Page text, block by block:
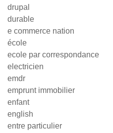
drupal
durable
e commerce nation
école
ecole par correspondance
electricien
emdr
emprunt immobilier
enfant
english
entre particulier